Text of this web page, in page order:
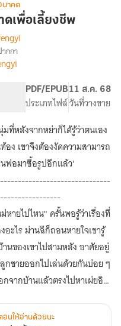
นาคต
ดเพื่อเลี้ยงชีพ
กกา
อหา
PDF/EPUB
ประเภทไฟล์
11 ส.ค. 68
วันที่วางขาย
ที่หลังจากหย่าก็ได้รู้ว่าตนเอง
ง เขาจึงต้องงัดความสามารถ
พ่อมาซื้อรูปอีกแล้ว'
ายไปไหน" ครั้นพอรู้ว่าเรื่องที่
ะไร ม่านฉีก็ถอนหายใจเขารู้
นของเขาไปสามหลัง อาศัยอยู่
ชายออกไปเล่นด้วยกันบ่อย ๆ
จากบ้านแล้วตรงไปหาเผ่ยอิ
ทกับเผ่ยอินได้ไว
อนให้อ่านด้วยนะ